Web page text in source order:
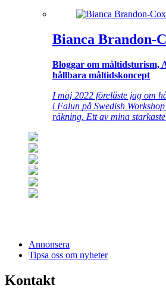
Bianca Brandon-
Bloggar om måltidsturism,
hållbara måltidskoncept
I maj 2022 föreläste jag om
i Falun på Swedish
räkning. Ett av mina
Annonsera
Tipsa oss om nyheter
Kontakt